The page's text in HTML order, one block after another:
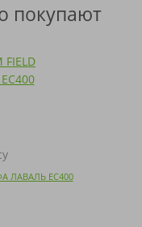
покупают
ЛАВАЛЬ EC400